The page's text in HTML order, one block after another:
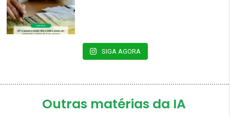
SIGA AGORA
Outras matérias da IA